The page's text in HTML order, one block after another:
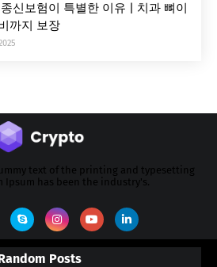
신보험이 특별한 이유 | 치과 뼈이
까지 보장
text of the printing and typesetting
Ipsum has been the industry's.
Posts